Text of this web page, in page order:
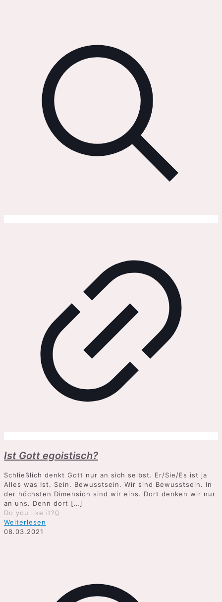
Ist Gott egoistisch?
Schließlich denkt Gott nur an sich selbst. Er/Sie/Es ist ja
Alles was Ist. Sein. Bewusstsein. Wir sind Bewusstsein. In
der höchsten Dimension sind wir eins. Dort denken wir nur
an uns. Denn dort […]
Do you like it?0
Weiterlesen
08.03.2021